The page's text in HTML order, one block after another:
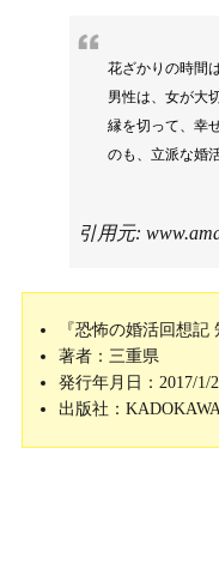
花ざかりの時間
男性は、女が大
縁を切って、幸
のも、立派な婚
引用元:
『恐怖の婚活回想記
著者：三重県
発行年月日：2017/1/
出版社：